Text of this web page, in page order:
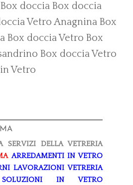
Box doccia Box doccia
Vetro Anagnina Box
Box doccia Vetro Box
Box doccia Vetro
Vetro
SERVIZI DELLA VETRERIA
ARREDAMENTI IN VETRO
LAVORAZIONI VETRERIA
SOLUZIONI IN VETRO